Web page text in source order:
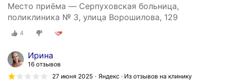
Место приёма — Серпуховская больница,
поликлиника № 3, улица Ворошилова, 129
4
Ирина
16 отзывов
27 июня 2025
Яндекс · Из отзывов на клинику